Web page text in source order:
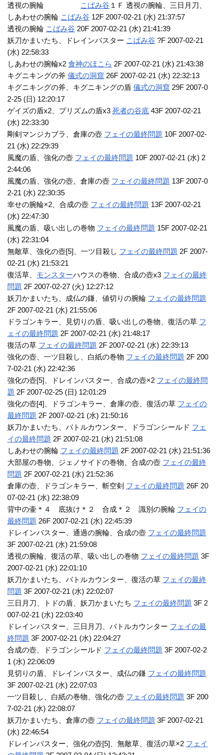
透視の腕輪 こばみ谷 １Ｆ 透視の腕輪、三日月刀、
しあわせの腕輪 こばみ谷 12F 2007-02-21 (水) 21:37:57
透視の腕輪 こばみ谷 20F 2007-02-21 (水) 21:41:39
妖刀かまいたち、ドレインバスター こばみ谷 ?F 2007-02-21
(水) 22:58:33
しあわせの腕輪x2食神のほこら 2F 2007-02-21 (水) 21:43:38
キグニキングの斧儀式の洞窟 26F 2007-02-21 (水) 22:32:13
キグニキングの斧、キグニキングの盾儀式の洞窟 29F 2007-0
2-25 (日) 12:20:17
ゲイズの盾x2、プリズムの盾x3死者の谷底 43F 2007-02-21
(水) 22:33:30
剛剣マンジカブラ、倉庫の壺 フェイの最終問題 10F 2007-02-
21 (水) 22:29:39
風魔の盾、強化の壺 フェイの最終問題 10F 2007-02-21 (水) 2
2:44:06
風魔の盾、強化の壺、倉庫の壺 フェイの最終問題 13F 2007-0
2-21 (水) 22:30:35
幸せの腕輪×2、合成の壺 フェイの最終問題 13F 2007-02-21
(水) 22:47:30
風魔の盾、吸い出しの巻物 フェイの最終問題 15F 2007-02-21
(水) 22:31:04
無敵草、強化の壺[5]、一ツ目殺し フェイの最終問題 2F 2007-
02-21 (水) 21:53:21
復活草、 モンスターハウスの巻物、合成の壺x3 フェイの最終
問題 2F 2007-02-27 (火) 12:27:12
妖刀かまいたち、成仏の鎌、値切りの腕輪 フェイの最終問題
2F 2007-02-21 (水) 21:55:06
ドラゴンキラー、見切りの盾、吸い出しの巻物、復活の草 フ
ェイの最終問題 2F 2007-02-21 (水) 21:48:17
復活の草 フェイの最終問題 2F 2007-02-21 (水) 22:39:13
強化の壺、一ツ目殺し、白紙の巻物 フェイの最終問題 2F 200
7-02-21 (水) 22:42:36
強化の壺[5]、ドレインバスター、合成の壺×2 フェイの最終問
題 2F 2007-02-25 (日) 12:01:29
強化の壺[4]、ドラゴンキラー、倉庫の壺、復活の草 フェイの
最終問題 2F 2007-02-21 (水) 21:50:16
妖刀かまいたち、バトルカウンター、ドラゴンシールド フェ
イの最終問題 2F 2007-02-21 (水) 21:51:08
しあわせの腕輪 フェイの最終問題 2F 2007-02-21 (水) 21:51:36
大部屋の巻物、ジェノサイドの巻物、合成の壺 フェイの最終
問題 2F 2007-02-21 (水) 21:52:36
倉庫の壺、ドラゴンキラー、斬空剣 フェイの最終問題 26F 20
07-02-21 (水) 22:38:09
背中の壷＊４ 底抜け＊２ 合成＊２ 識別の腕輪 フェイの
最終問題 26F 2007-02-21 (水) 22:45:39
ドレインバスター、通過の腕輪、合成の壺 フェイの最終問題
3F 2007-02-21 (水) 21:59:08
透視の腕輪、復活の草、吸い出しの巻物 フェイの最終問題 3F
2007-02-21 (水) 22:01:10
妖刀かまいたち、バトルカウンター、復活の草 フェイの最終
問題 3F 2007-02-21 (水) 22:02:07
三日月刀、トドの盾、妖刀かまいたち フェイの最終問題 3F 2
007-02-21 (水) 22:03:40
ドレインバスター、三日月刀、バトルカウンター フェイの最
終問題 3F 2007-02-21 (水) 22:04:27
合成の壺、ドラゴンシールド フェイの最終問題 3F 2007-02-2
1 (水) 22:06:09
見切りの盾、ドレインバスター、成仏の鎌 フェイの最終問題
3F 2007-02-21 (水) 22:07:03
一ツ目殺し、白紙の巻物、強化の壺 フェイの最終問題 3F 200
7-02-21 (水) 22:08:07
妖刀かまいたち、倉庫の壺 フェイの最終問題 3F 2007-02-21
(水) 22:46:54
ドレインバスター、強化の壺[5]、無敵草、復活の草×2 フェイ